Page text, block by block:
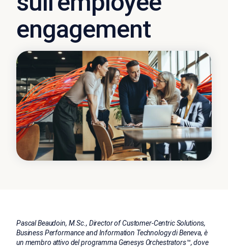
engagement
Pascal Beaudoin, M.Sc., Director of Customer-Centric Solutions,
Business Performance and Information Technology di Beneva, è
un membro attivo del programma Genesys Orchestrators™, dove